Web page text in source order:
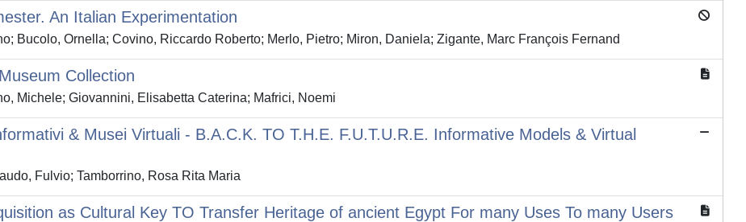
An Italian Experimentation
Bucolo, Ornella; Covino, Riccardo Roberto; Merlo, Pietro; Miron, Daniela; Zigante, Marc François Fernand
Collection
Michele; Giovannini, Elisabetta Caterina; Mafrici, Noemi
& Musei Virtuali - B.A.C.K. TO T.H.E. F.U.T.U.R.E. Informative Models & Virtual
Fulvio; Tamborrino, Rosa Rita Maria
as Cultural Key TO Transfer Heritage of ancient Egypt For many Uses To many Users